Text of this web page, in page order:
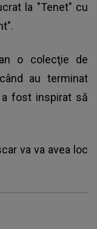
la "Tenet" cu
o colecţie de
au terminat
fost inspirat să
va va avea loc